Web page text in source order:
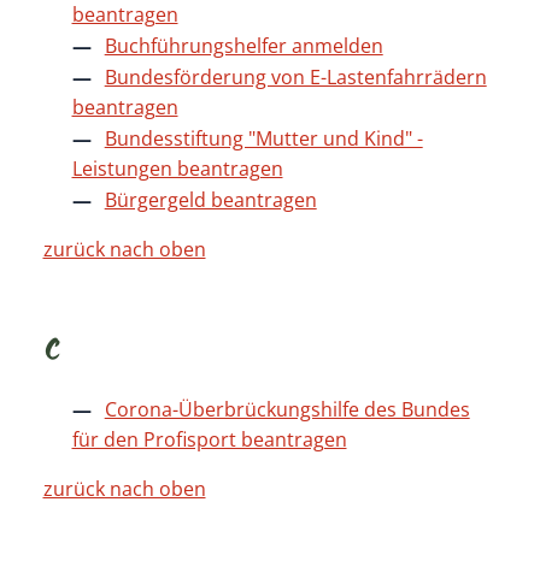
beantragen
Buchführungshelfer anmelden
Bundesförderung von E-Lastenfahrrädern
beantragen
Bundesstiftung "Mutter und Kind" -
Leistungen beantragen
Bürgergeld beantragen
zurück nach oben
C
Corona-Überbrückungshilfe des Bundes
für den Profisport beantragen
zurück nach oben